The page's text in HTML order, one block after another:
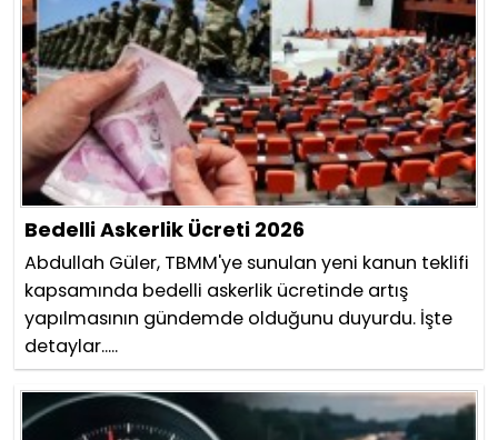
Bedelli Askerlik Ücreti 2026
Abdullah Güler, TBMM'ye sunulan yeni kanun teklifi
kapsamında bedelli askerlik ücretinde artış
yapılmasının gündemde olduğunu duyurdu. İşte
detaylar.....